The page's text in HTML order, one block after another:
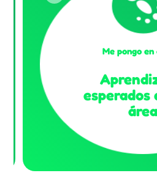
Me pongo
esperados
área